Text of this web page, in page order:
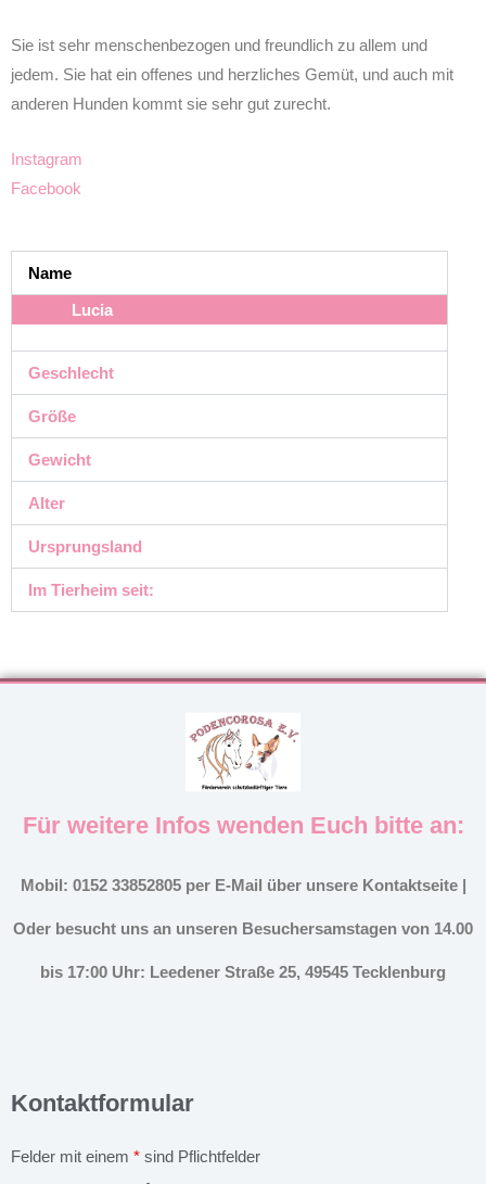
Sie ist sehr menschenbezogen und freundlich zu allem und
jedem. Sie hat ein offenes und herzliches Gemüt, und auch mit
anderen Hunden kommt sie sehr gut zurecht.
Instagram
Facebook
Name
Lucia
Geschlecht
Größe
Gewicht
Alter
Ursprungsland
Im Tierheim seit:
Für weitere Infos wenden Euch bitte an:
Mobil: 0152 33852805 per E-Mail über unsere Kontaktseite |
Oder besucht uns an unseren Besuchersamstagen von 14.00
bis 17:00 Uhr: Leedener Straße 25, 49545 Tecklenburg
Kontaktformular
Felder mit einem * sind Pflichtfelder